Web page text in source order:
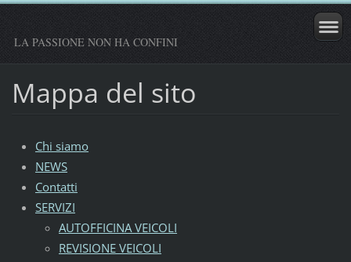
LA PASSIONE NON HA CONFINI
Mappa del sito
Chi siamo
NEWS
Contatti
SERVIZI
AUTOFFICINA VEICOLI
REVISIONE VEICOLI